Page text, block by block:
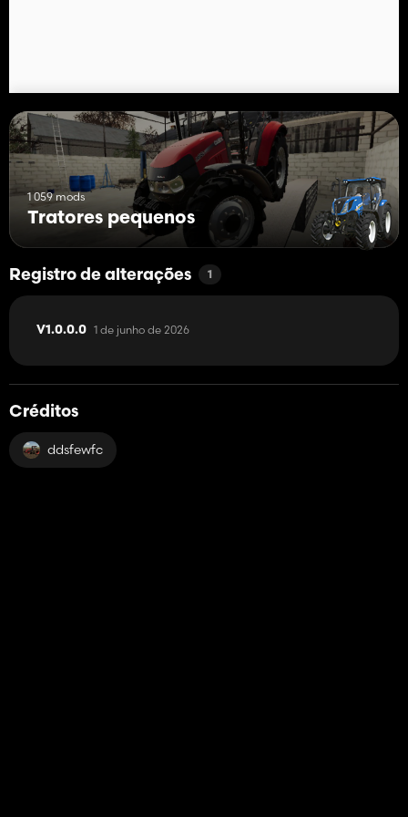
1 059 mods
Tratores pequenos
Registro de alterações 1
V1.0.0.0 1 de junho de 2026
Créditos
ddsfewfc